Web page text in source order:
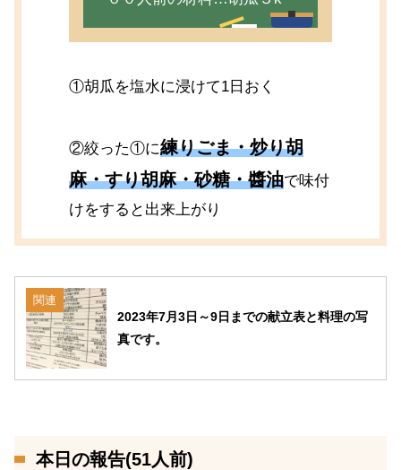
①胡瓜を塩水に浸けて1日おく
②絞った①に練りごま・炒り胡
麻・すり胡麻・砂糖・醬油で味付
けをすると出来上がり
関連
2023年7月3日～9日までの献立表と料理の写
真です。
本日の報告(51人前)